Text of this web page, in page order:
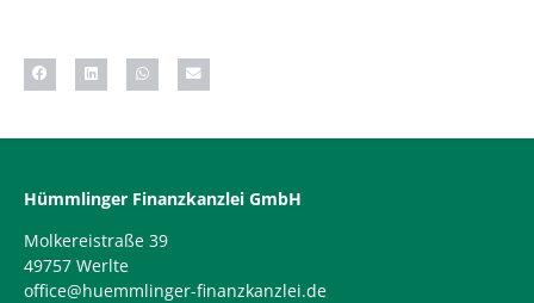
Hümmlinger Finanzkanzlei GmbH
Molkereistraße 39
49757 Werlte
office@huemmlinger-finanzkanzlei.de